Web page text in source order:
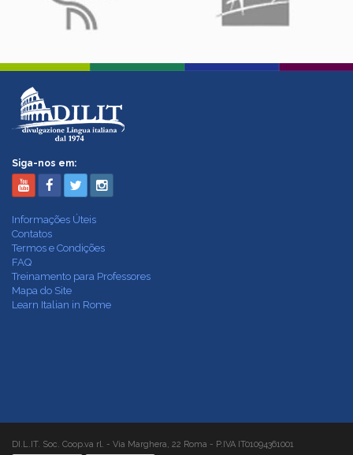
Siga-nos em:
Informações Úteis
Contatos
Termos e Condições
FAQ
Treinamento para Professores
Mapa do Site
Learn Italian in Rome
DI.L.IT. Soc. Coop.va rl. - Via Marghera, 22 Roma - P.IVA IT01094361001